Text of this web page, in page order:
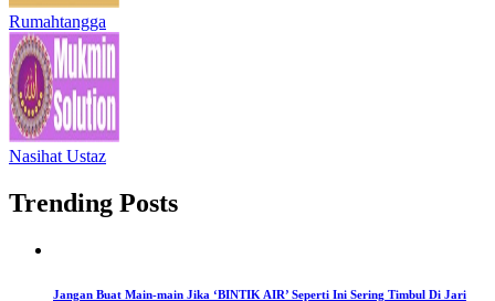
Rumahtangga
Nasihat Ustaz
Trending Posts
Jangan Buat Main-main Jika ‘BINTIK AIR’ Seperti Ini Sering Timbul Di Jari